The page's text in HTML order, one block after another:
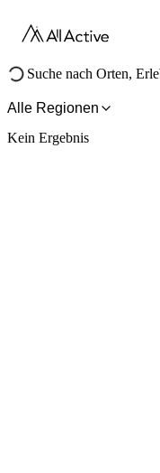
®
Alle Regionen
Kein Ergebnis